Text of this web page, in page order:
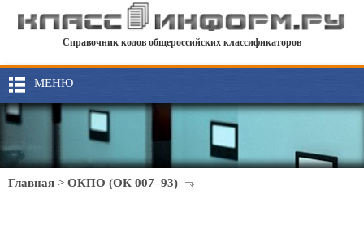
Справочник кодов общероссийских классификаторов
МЕНЮ
Главная > ОКПО (ОК 007–93)